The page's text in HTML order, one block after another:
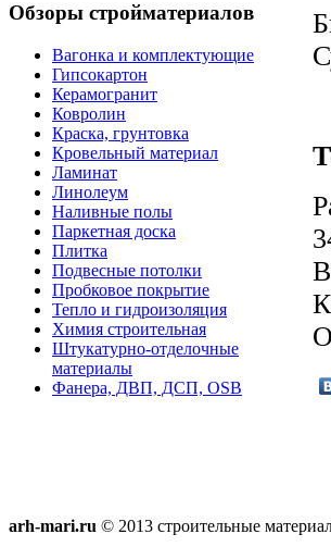
Обзоры стройматериалов
Вагонка и комплектующие
Гипсокартон
Керамогранит
Ковролин
Краска, грунтовка
Кровельный материал
Ламинат
Линолеум
Наливные полы
Паркетная доска
Плитка
Подвесные потолки
Пробковое покрытие
Тепло и гидроизоляция
Химия строительная
Штукатурно-отделочные
материалы
Фанера, ДВП, ДСП, OSB
arh-mari.ru © 2013 строительные